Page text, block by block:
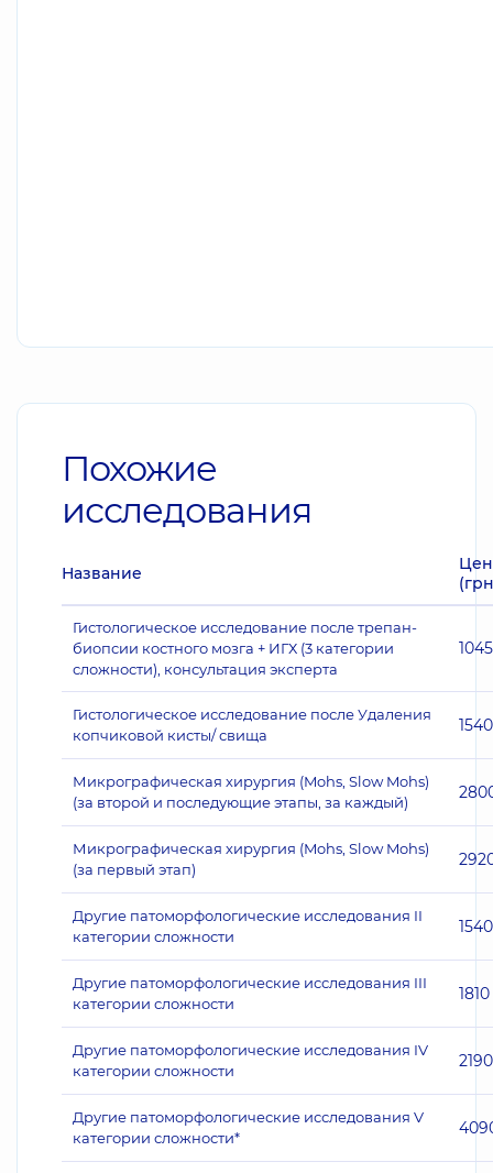
Похожие
исследования
Название
Гистологическое исследование после трепан-
биопсии костного мозга + ИГХ (3 категории
сложности), консультация эксперта
Гистологическое исследование после Удаления
копчиковой кисты/ свища
1540
Микрографическая хирургия (Mohs, Slow Mohs)
(за второй и последующие этапы, за каждый)
Микрографическая хирургия (Mohs, Slow Mohs)
(за первый этап)
Другие патоморфологические исследования II
категории сложности
1540
Другие патоморфологические исследования III
категории сложности
1810
Другие патоморфологические исследования IV
категории сложности
2190
Другие патоморфологические исследования V
категории сложности*